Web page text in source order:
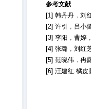
参考文献
[1] 韩丹丹，刘
[2] 许引，吕小
[3] 李阳，曹婷
[4] 张璐，刘红
[5] 范晓伟，冉
[6] 汪建红.橘皮